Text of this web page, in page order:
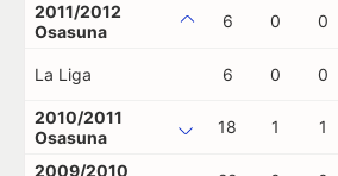
2011/2012
Osasuna
6 0 0
La Liga 6 0 0
2010/2011
Osasuna
18 1 1
2009/2010